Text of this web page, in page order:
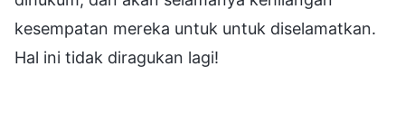
kesempatan mereka untuk untuk diselamatkan.
Hal ini tidak diragukan lagi!